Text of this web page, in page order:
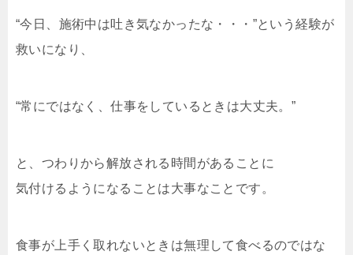
“今日、施術中は吐き気なかったな・・・”という経験が
救いになり、
“常にではなく、仕事をしているときは大丈夫。”
と、つわりから解放される時間があることに
気付けるようになることは大事なことです。
食事が上手く取れないときは無理して食べるのではな